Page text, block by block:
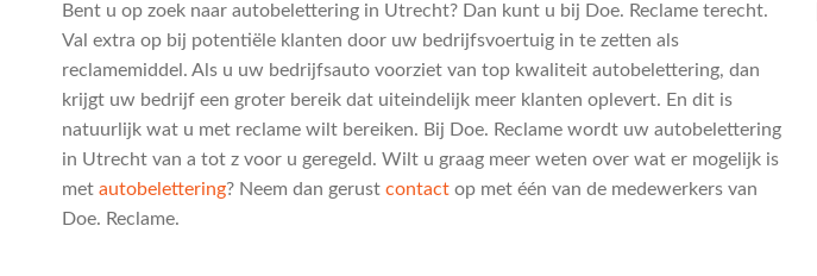
Bent u op zoek naar autobelettering in Utrecht? Dan kunt u bij Doe. Reclame terecht.
Val extra op bij potentiële klanten door uw bedrijfsvoertuig in te zetten als
reclamemiddel. Als u uw bedrijfsauto voorziet van top kwaliteit autobelettering, dan
krijgt uw bedrijf een groter bereik dat uiteindelijk meer klanten oplevert. En dit is
natuurlijk wat u met reclame wilt bereiken. Bij Doe. Reclame wordt uw autobelettering
in Utrecht van a tot z voor u geregeld. Wilt u graag meer weten over wat er mogelijk is
met autobelettering? Neem dan gerust contact op met één van de medewerkers van
Doe. Reclame.